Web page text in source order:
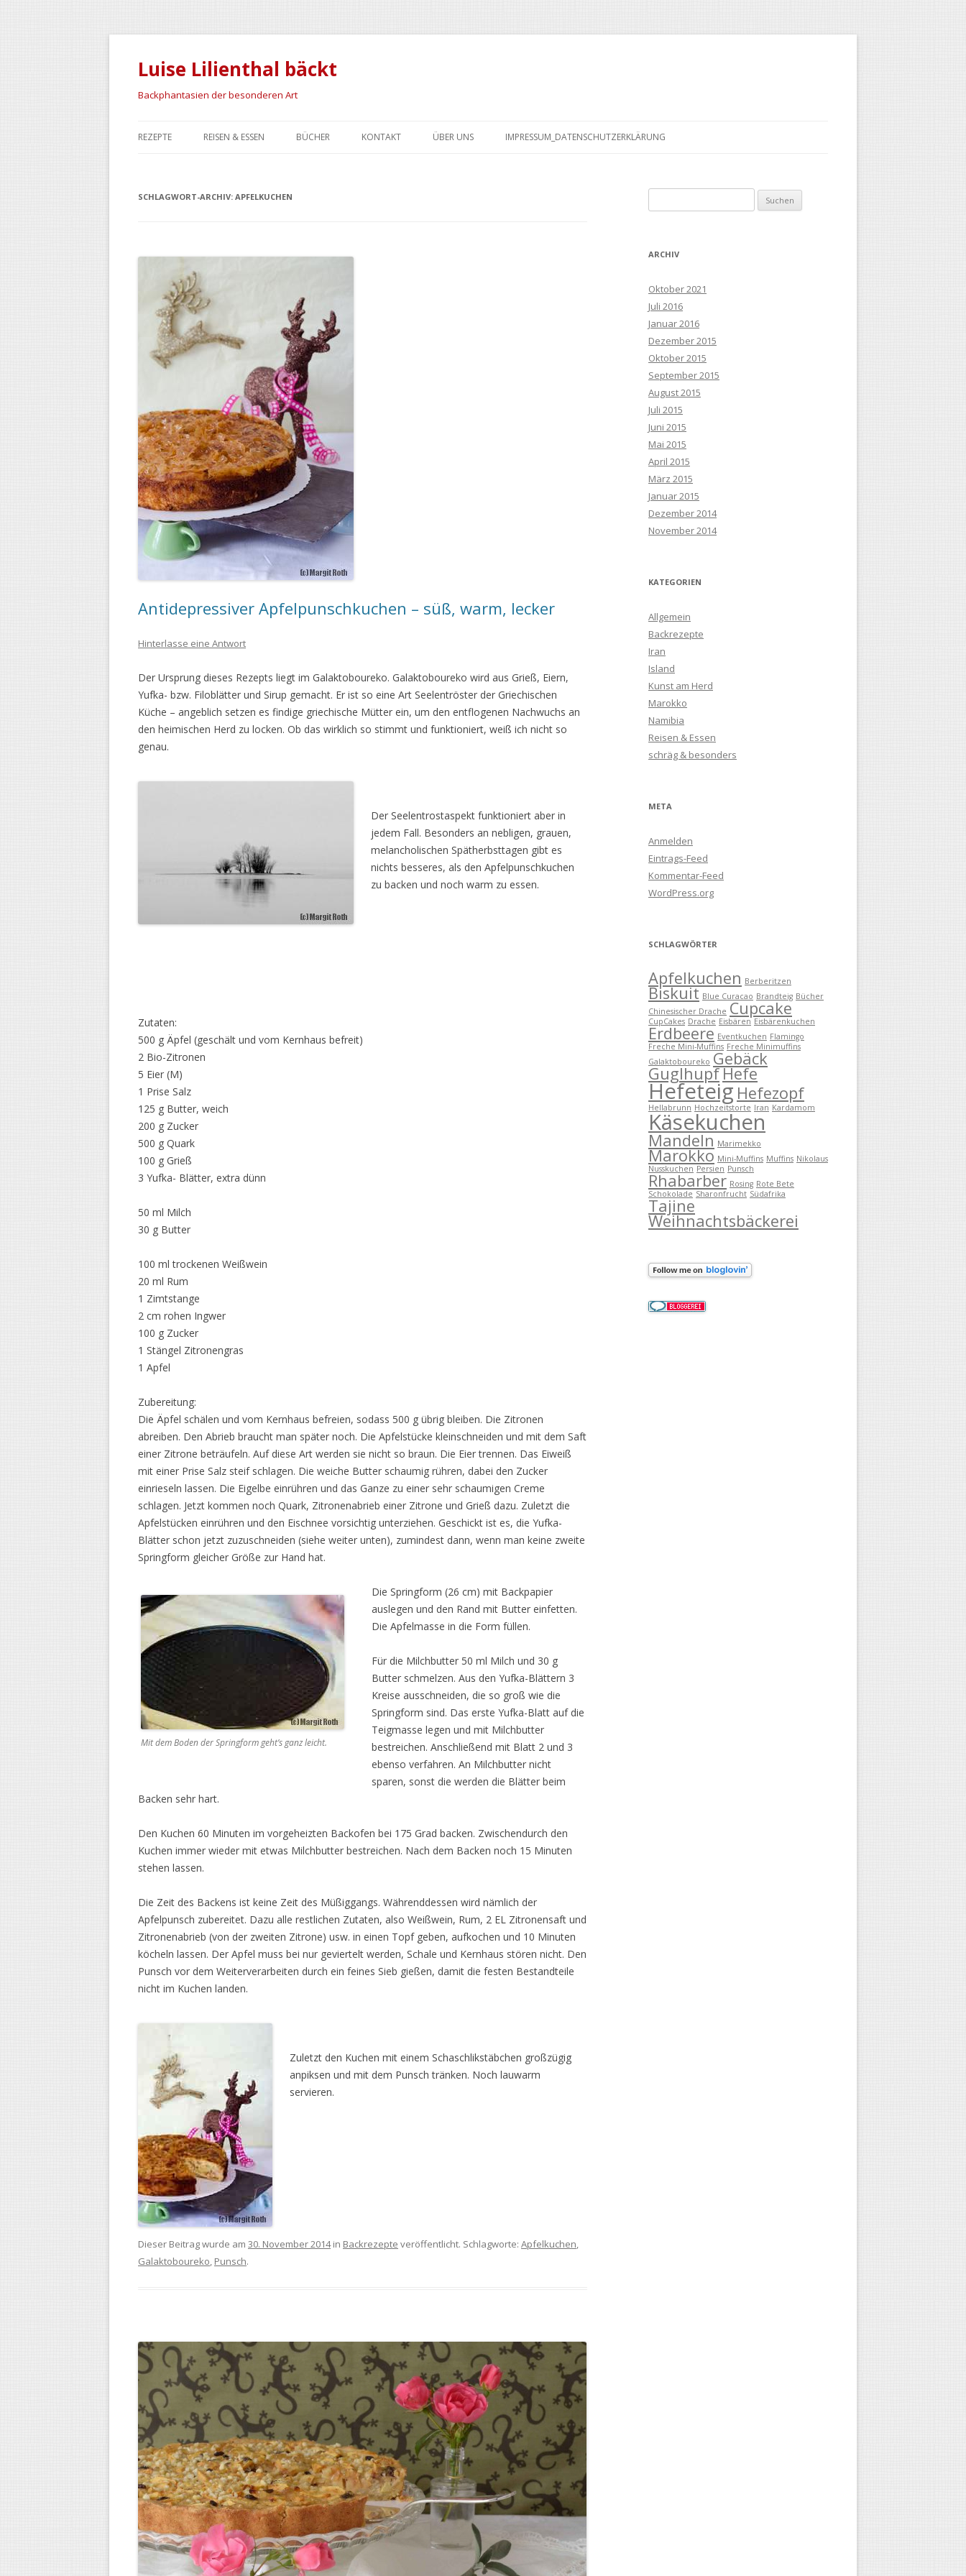
Luise Lilienthal bäckt
Backphantasien der besonderen Art
Inhalt
REZEPTE
SCHRÄG & BESONDERS
REISEN & ESSEN
IRAN
ISLAND
BÜCHER KONTAKT ÜBER UNS IMPRESSUM_DATENSCHUTZERKLÄRUNG
SCHLAGWORT-ARCHIV: APFELKUCHEN
Antidepressiver Apfelpunschkuchen – süß, warm, lecker
Hinterlasse eine Antwort
Der Ursprung dieses Rezepts liegt im Galaktoboureko. Galaktoboureko wird aus Grieß, Eiern,
Yufka- bzw. Filoblätter und Sirup gemacht. Er ist so eine Art Seelentröster der Griechischen
Küche – angeblich setzen es findige griechische Mütter ein, um den entflogenen Nachwuchs an
den heimischen Herd zu locken. Ob das wirklich so stimmt und funktioniert, weiß ich nicht so
genau.
Der Seelentrostaspekt funktioniert aber in
jedem Fall. Besonders an nebligen, grauen,
melancholischen Spätherbsttagen gibt es
nichts besseres, als den Apfelpunschkuchen
zu backen und noch warm zu essen.
Zutaten:
500 g Äpfel (geschält und vom Kernhaus befreit)
2 Bio-Zitronen
5 Eier (M)
1 Prise Salz
125 g Butter, weich
200 g Zucker
500 g Quark
100 g Grieß
3 Yufka- Blätter, extra dünn
50 ml Milch
30 g Butter
100 ml trockenen Weißwein
20 ml Rum
1 Zimtstange
2 cm rohen Ingwer
100 g Zucker
1 Stängel Zitronengras
1 Apfel
Zubereitung:
Die Äpfel schälen und vom Kernhaus befreien, sodass 500 g übrig bleiben. Die Zitronen
abreiben. Den Abrieb braucht man später noch. Die Apfelstücke kleinschneiden und mit dem Saft
einer Zitrone beträufeln. Auf diese Art werden sie nicht so braun. Die Eier trennen. Das Eiweiß
mit einer Prise Salz steif schlagen. Die weiche Butter schaumig rühren, dabei den Zucker
einrieseln lassen. Die Eigelbe einrühren und das Ganze zu einer sehr schaumigen Creme
schlagen. Jetzt kommen noch Quark, Zitronenabrieb einer Zitrone und Grieß dazu. Zuletzt die
Apfelstücken einrühren und den Eischnee vorsichtig unterziehen. Geschickt ist es, die Yufka-
Blätter schon jetzt zuzuschneiden (siehe weiter unten), zumindest dann, wenn man keine zweite
Springform gleicher Größe zur Hand hat.
Mit dem Boden der Springform geht’s ganz leicht.
Die Springform (26 cm) mit Backpapier
auslegen und den Rand mit Butter einfetten.
Die Apfelmasse in die Form füllen.
Für die Milchbutter 50 ml Milch und 30 g
Butter schmelzen. Aus den Yufka-Blättern 3
Kreise ausschneiden, die so groß wie die
Springform sind. Das erste Yufka-Blatt auf die
Teigmasse legen und mit Milchbutter
bestreichen. Anschließend mit Blatt 2 und 3
ebenso verfahren. An Milchbutter nicht
sparen, sonst die werden die Blätter beim
Backen sehr hart.
Den Kuchen 60 Minuten im vorgeheizten Backofen bei 175 Grad backen. Zwischendurch den
Kuchen immer wieder mit etwas Milchbutter bestreichen. Nach dem Backen noch 15 Minuten
stehen lassen.
Die Zeit des Backens ist keine Zeit des Müßiggangs. Währenddessen wird nämlich der
Apfelpunsch zubereitet. Dazu alle restlichen Zutaten, also Weißwein, Rum, 2 EL Zitronensaft und
Zitronenabrieb (von der zweiten Zitrone) usw. in einen Topf geben, aufkochen und 10 Minuten
köcheln lassen. Der Apfel muss bei nur geviertelt werden, Schale und Kernhaus stören nicht. Den
Punsch vor dem Weiterverarbeiten durch ein feines Sieb gießen, damit die festen Bestandteile
nicht im Kuchen landen.
Zuletzt den Kuchen mit einem Schaschlikstäbchen großzügig
anpiksen und mit dem Punsch tränken. Noch lauwarm
servieren.
Dieser Beitrag wurde am 30. November 2014in Backrezepte veröffentlicht. Schlagworte: Apfelkuchen,
Galaktoboureko, Punsch.
nach:
ARCHIV
Oktober 2021
Juli 2016
Januar 2016
Dezember 2015
Oktober 2015
September 2015
August 2015
Juli 2015
Juni 2015
Mai 2015
April 2015
März 2015
Januar 2015
Dezember 2014
November 2014
KATEGORIEN
Allgemein
Backrezepte
Iran
Island
Kunst am Herd
Marokko
Namibia
Reisen & Essen
schräg & besonders
META
Anmelden
Eintrags-Feed
Kommentar-Feed
WordPress.org
SCHLAGWÖRTER
Apfelkuchen Berberitzen
Biskuit Blue Curacao Brandteig Bücher
Chinesischer Drache Cupcake
CupCakes Drache Eisbären Eisbärenkuchen
Erdbeere Eventkuchen Flamingo
Freche Mini-Muffins Freche Minimuffins
Galaktoboureko Gebäck
GuglhupfHefe
Hefeteig Hefezopf
Hellabrunn Hochzeitstorte Iran Kardamom
Käsekuchen
Mandeln Marimekko
Marokko Mini-Muffins Muffins Nikolaus
Nusskuchen Persien Punsch
Rhabarber Rosing Rote Bete
Schokolade Sharonfrucht Südafrika
Tajine
Weihnachtsbäckerei